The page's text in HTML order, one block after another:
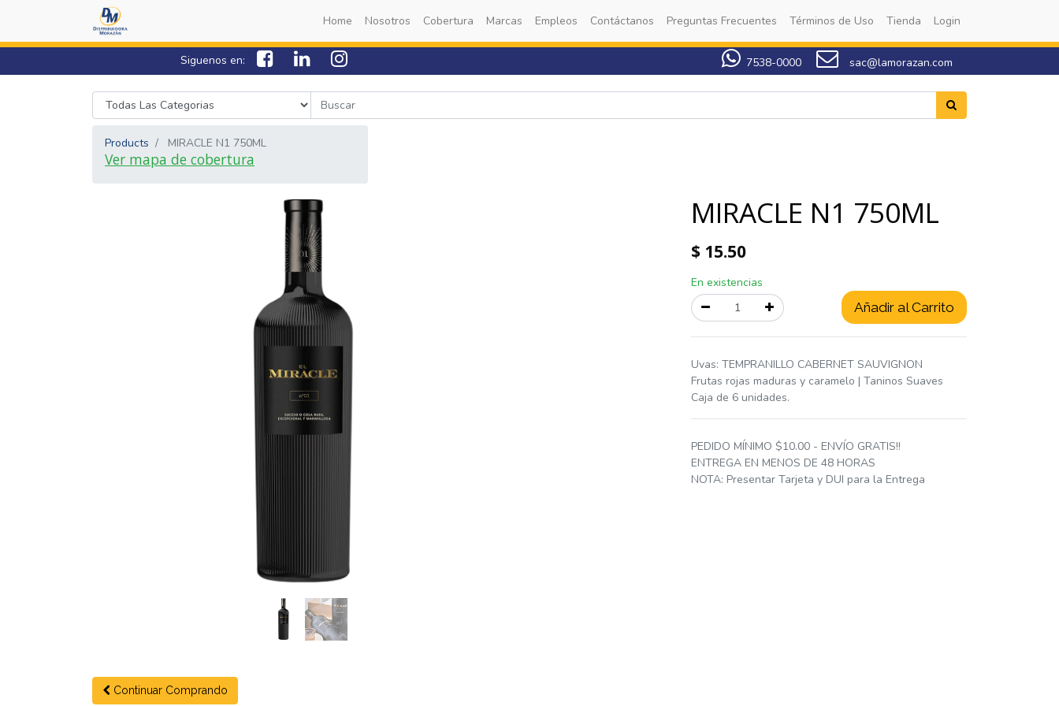
Home Nosotros Cobertura Marcas Empleos Contáctanos Preguntas Frecuentes Términos de Uso Tienda Login
Siguenos en: 7538-0000 sac@lamorazan.com
Products MIRACLE N1 750ML
Ver mapa de cobertura
Continuar Comprando
MIRACLE N1 750ML
$ 15.50
En existencias
Añadir al Carrito
Uvas: TEMPRANILLO CABERNET SAUVIGNON
Frutas rojas maduras y caramelo | Taninos Suaves
Caja de 6 unidades.
PEDIDO MÍNIMO $10.00 - ENVÍO GRATIS!!
ENTREGA EN MENOS DE 48 HORAS
NOTA: Presentar Tarjeta y DUI para la Entrega